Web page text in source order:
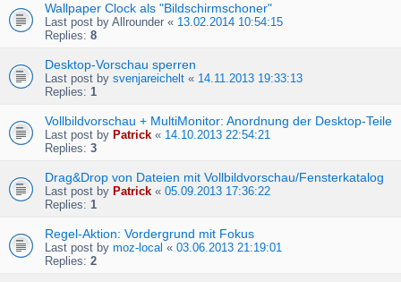
Wallpaper Clock als "Bildschirmschoner"
Last post by Allrounder « 13.02.2014 10:54:15
Replies: 8
Desktop-Vorschau sperren
Last post by svenjareichelt « 14.11.2013 19:33:13
Replies: 1
Vollbildvorschau + MultiMonitor: Anordnung der Desktop-Teile
Last post by Patrick « 14.10.2013 22:54:21
Replies: 3
Drag&Drop von Dateien mit Vollbildvorschau/Fensterkatalog
Last post by Patrick « 05.09.2013 17:36:22
Replies: 1
Regel-Aktion: Vordergrund mit Fokus
Last post by moz-local « 03.06.2013 21:19:01
Replies: 2